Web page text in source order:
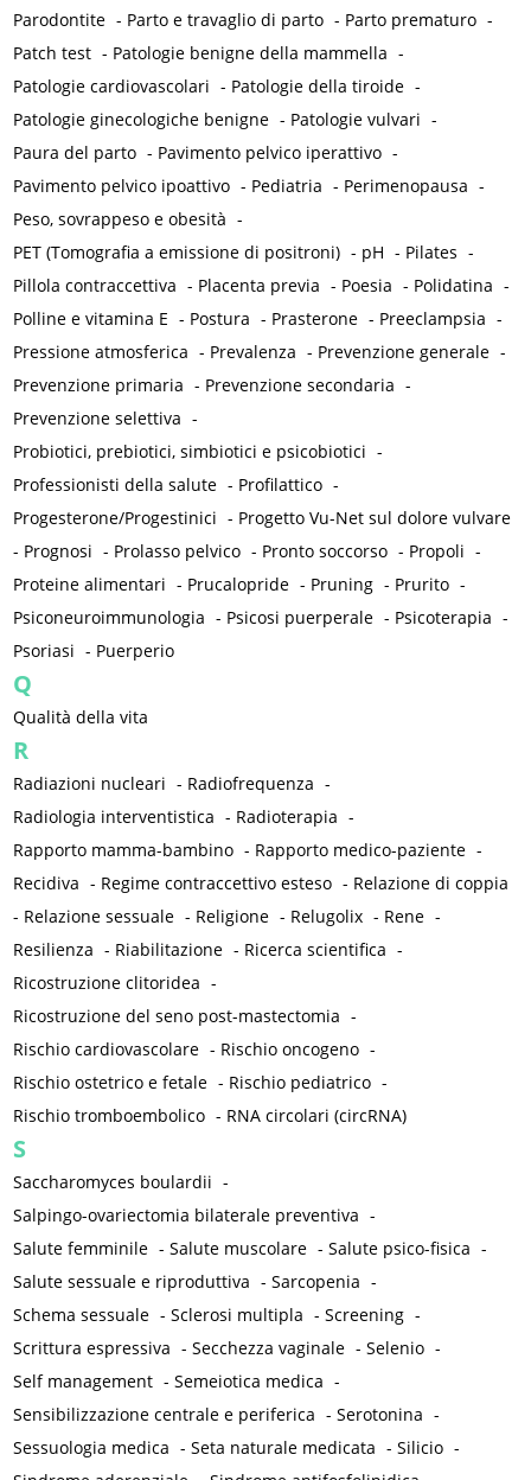
Parodontite - Parto e travaglio di parto - Parto prematuro -
Patch test - Patologie benigne della mammella -
Patologie cardiovascolari - Patologie della tiroide -
Patologie ginecologiche benigne - Patologie vulvari -
Paura del parto - Pavimento pelvico iperattivo -
Pavimento pelvico ipoattivo - Pediatria - Perimenopausa -
Peso, sovrappeso e obesità -
PET (Tomografia a emissione di positroni) - pH - Pilates -
Pillola contraccettiva - Placenta previa - Poesia - Polidatina -
Polline e vitamina E - Postura - Prasterone - Preeclampsia -
Pressione atmosferica - Prevalenza - Prevenzione generale -
Prevenzione primaria - Prevenzione secondaria -
Prevenzione selettiva -
Probiotici, prebiotici, simbiotici e psicobiotici -
Professionisti della salute - Profilattico -
Progesterone/Progestinici - Progetto Vu-Net sul dolore vulvare
- Prognosi - Prolasso pelvico - Pronto soccorso - Propoli -
Proteine alimentari - Prucalopride - Pruning - Prurito -
Psiconeuroimmunologia - Psicosi puerperale - Psicoterapia -
Psoriasi - Puerperio
Q
Qualità della vita
R
Radiazioni nucleari - Radiofrequenza -
Radiologia interventistica - Radioterapia -
Rapporto mamma-bambino - Rapporto medico-paziente -
Recidiva - Regime contraccettivo esteso - Relazione di coppia
- Relazione sessuale - Religione - Relugolix - Rene -
Resilienza - Riabilitazione - Ricerca scientifica -
Ricostruzione clitoridea -
Ricostruzione del seno post-mastectomia -
Rischio cardiovascolare - Rischio oncogeno -
Rischio ostetrico e fetale - Rischio pediatrico -
Rischio tromboembolico - RNA circolari (circRNA)
S
Saccharomyces boulardii -
Salpingo-ovariectomia bilaterale preventiva -
Salute femminile -Salute muscolare -Salute psico-fisica -
Salute sessuale e riproduttiva -Sarcopenia -
Schema sessuale -Sclerosi multipla -Screening -
Scrittura espressiva -Secchezza vaginale -Selenio -
Self management -Semeiotica medica -
Sensibilizzazione centrale e periferica -Serotonina -
Sessuologia medica -Seta naturale medicata -Silicio -